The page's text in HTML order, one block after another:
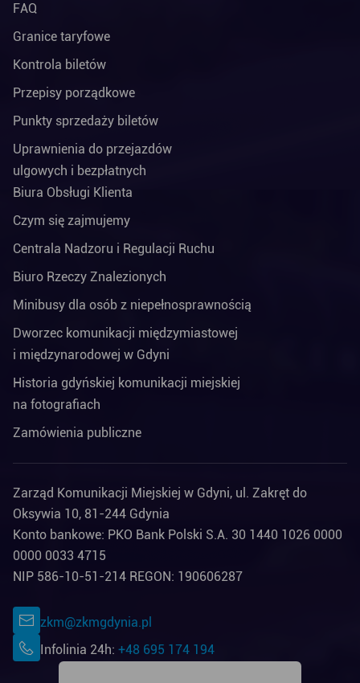
FAQ
Granice taryfowe
Kontrola biletów
Przepisy porządkowe
Punkty sprzedaży biletów
Uprawnienia do przejazdów
ulgowych i bezpłatnych
Biura Obsługi Klienta
Czym się zajmujemy
Centrala Nadzoru i Regulacji Ruchu
Biuro Rzeczy Znalezionych
Minibusy dla osób z niepełnosprawnością
Dworzec komunikacji międzymiastowej
i międzynarodowej w Gdyni
Historia gdyńskiej komunikacji miejskiej
na fotografiach
Zamówienia publiczne
Zarząd Komunikacji Miejskiej w Gdyni, ul. Zakręt do
Oksywia 10, 81-244 Gdynia
Konto bankowe: PKO Bank Polski S.A. 30 1440 1026 0000
0000 0033 4715
NIP 586-10-51-214 REGON: 190606287
zkm@zkmgdynia.pl
Infolinia 24h: +48 695 174 194